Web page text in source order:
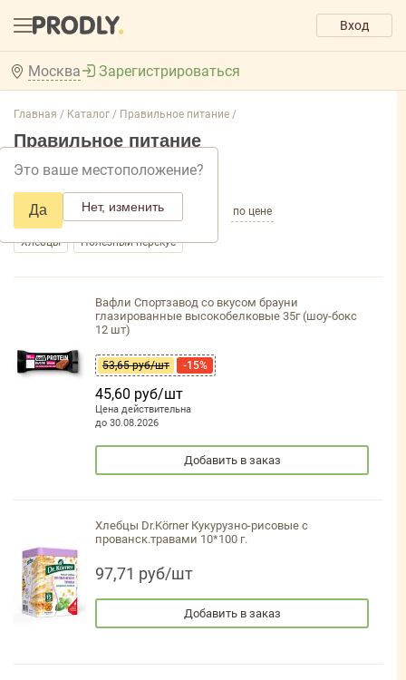
Вход
Москва
Это ваше местоположение?
Да Нет, изменить
Зарегистрироваться
Главная / Каталог / Правильное питание /
Правильное питание
Добавить фильтр товаров
по популярности по названию по цене
Хлебцы Полезный перекус
Вафли Спортзавод со вкусом брауни
глазированные высокобелковые 35г (шоу-бокс
12 шт)
53,65 руб/шт -15%
45,60 руб/шт
Цена действительна
до 30.08.2026
Добавить в заказ
Хлебцы Dr.Körner Кукурузно-рисовые с
прованск.травами 10*100 г.
97,71 руб/шт
Добавить в заказ